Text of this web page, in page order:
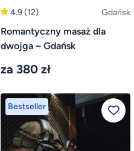
4.9(12) Gdańsk
Romantyczny masaż dla
dwojga – Gdańsk
za 380 zł
Bestseller